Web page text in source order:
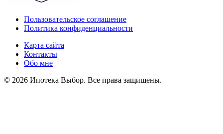
Пользовательское соглашение
Политика конфиденциальности
Карта сайта
Контакты
Обо мне
© 2026 Ипотека Выбор. Все права защищены.